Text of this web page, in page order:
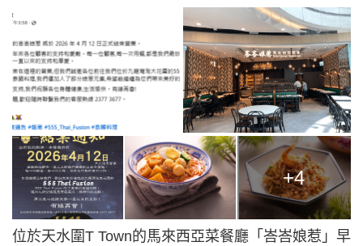
+4
位於天水圍T Town的馬來西亞菜餐廳「峇峇娘惹」早